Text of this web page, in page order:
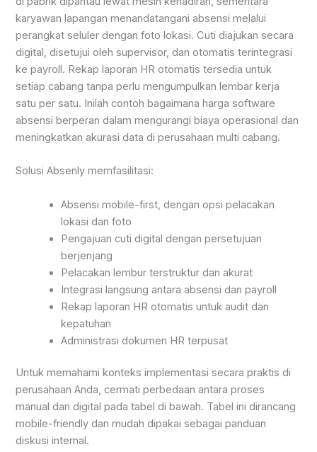
karyawan lapangan menandatangani absensi melalui
perangkat seluler dengan foto lokasi. Cuti diajukan secara
digital, disetujui oleh supervisor, dan otomatis terintegrasi
ke payroll. Rekap laporan HR otomatis tersedia untuk
setiap cabang tanpa perlu mengumpulkan lembar kerja
satu per satu. Inilah contoh bagaimana harga software
absensi berperan dalam mengurangi biaya operasional dan
meningkatkan akurasi data di perusahaan multi cabang.
Solusi Absenly memfasilitasi:
Absensi mobile-first, dengan opsi pelacakan
lokasi dan foto
Pengajuan cuti digital dengan persetujuan
berjenjang
Pelacakan lembur terstruktur dan akurat
Integrasi langsung antara absensi dan payroll
Rekap laporan HR otomatis untuk audit dan
kepatuhan
Administrasi dokumen HR terpusat
Untuk memahami konteks implementasi secara praktis di
perusahaan Anda, cermati perbedaan antara proses
manual dan digital pada tabel di bawah. Tabel ini dirancang
mobile-friendly dan mudah dipakai sebagai panduan
diskusi internal.